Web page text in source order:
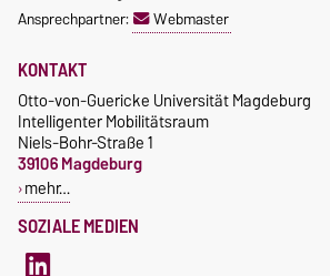
Ansprechpartner:
Webmaster
SOZIALE MEDIEN
KONTAKT
Otto-von-Guericke Universität Magdeburg
Intelligenter Mobilitätsraum
Niels-Bohr-Straße 1
39106 Magdeburg
mehr…